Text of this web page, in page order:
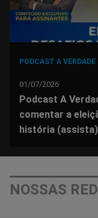
PODCAST A VERDADE
01/07/2026
Podcast A
comentar a
história (assista)
NOSSAS